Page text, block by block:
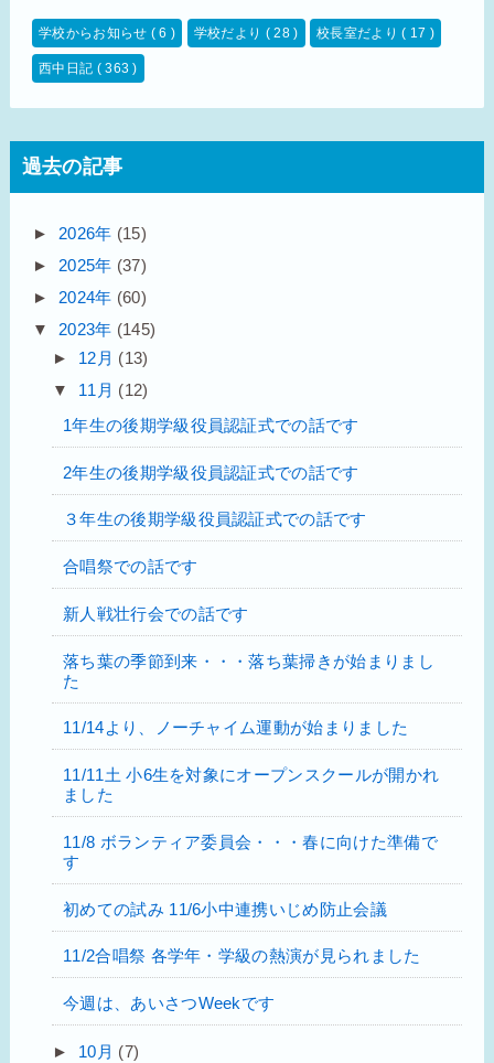
学校からお知らせ ( 6 ) 学校だより ( 28 ) 校長室だより( 17 )
西中日記 ( 363 )
過去の記事
► 2026年 (15)
► 2025年 (37)
► 2024年 (60)
▼ 2023年 (145)
► 12月 (13)
▼ 11月 (12)
1年生の後期学級役員認証式での話です
2年生の後期学級役員認証式での話です
３年生の後期学級役員認証式での話です
合唱祭での話です
新人戦壮行会での話です
落ち葉の季節到来・・・落ち葉掃きが始まりまし
た
11/14より、ノーチャイム運動が始まりました
11/11土 小6生を対象にオープンスクールが開かれ
ました
11/8 ボランティア委員会・・・春に向けた準備で
す
初めての試み 11/6小中連携いじめ防止会議
11/2合唱祭 各学年・学級の熱演が見られました
今週は、あいさつWeekです
► 10月 (7)